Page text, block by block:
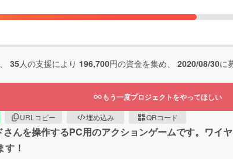
35人の支援により 196,700円の資金を集め、 2020/08/30に
もう一度プロジェクトをやってほしい
URLコピー 埋め込み QRコード
さんを操作するPC用のアクションゲームです。ワ
！